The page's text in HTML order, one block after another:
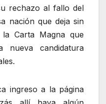
rechazo al fallo del
nación que deja sin
Carta Magna que
nueva candidatura
ingreso a la página